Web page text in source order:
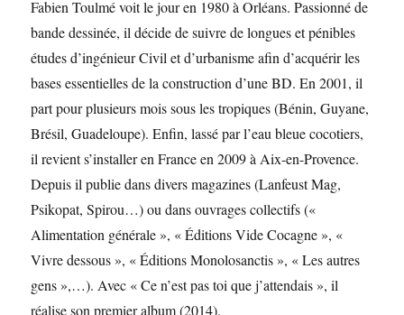
Fabien Toulmé voit le jour en 1980 à Orléans. Passionné de
bande dessinée, il décide de suivre de longues et pénibles
études d’ingénieur Civil et d’urbanisme afin d’acquérir les
bases essentielles de la construction d’une BD. En 2001, il
part pour plusieurs mois sous les tropiques (Bénin, Guyane,
Brésil, Guadeloupe). Enfin, lassé par l’eau bleue cocotiers,
il revient s’installer en France en 2009 à Aix-en-Provence.
Depuis il publie dans divers magazines (Lanfeust Mag,
Psikopat, Spirou…) ou dans ouvrages collectifs («
Alimentation générale », « Éditions Vide Cocagne », «
Vivre dessous », « Éditions Monolosanctis », « Les autres
gens »,…). Avec « Ce n’est pas toi que j’attendais », il
réalise son premier album (2014).